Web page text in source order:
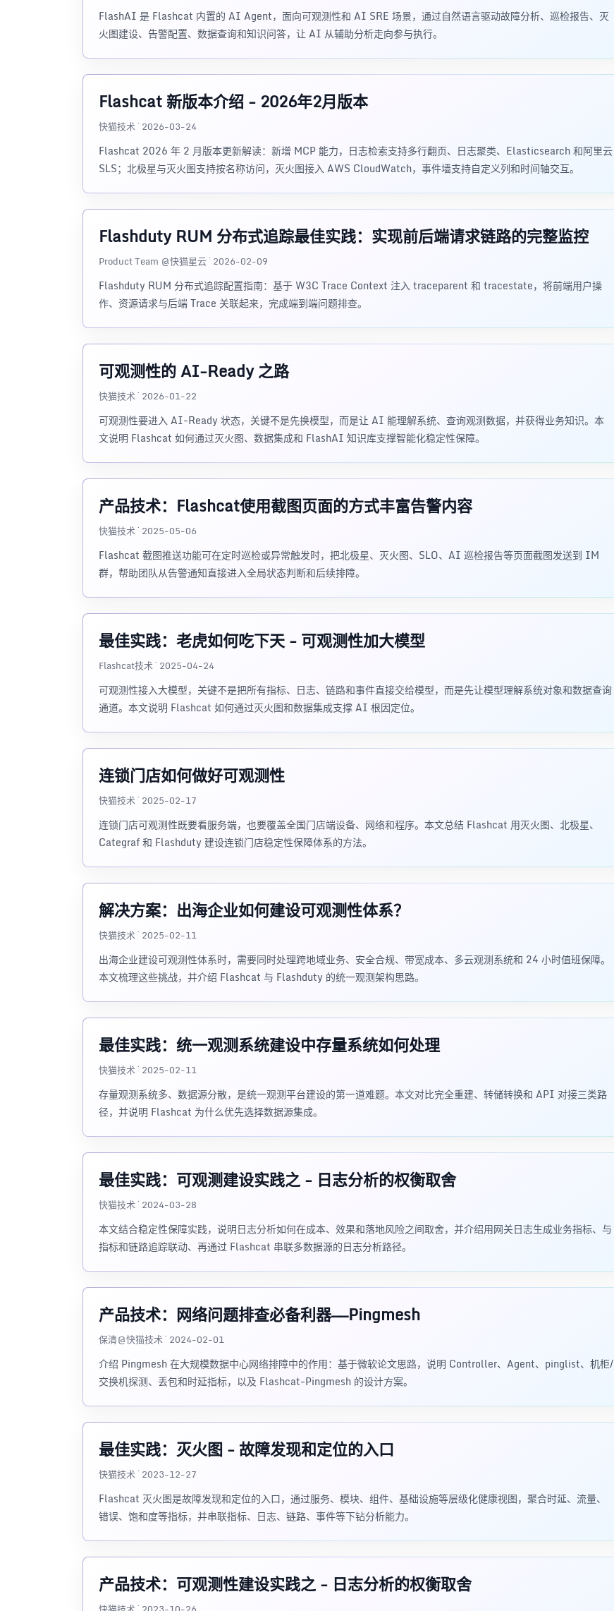
FlashAI 是 Flashcat 内置的 AI Agent，面向可观测性和 AI SRE 场景，通过自然语言驱动故障分析、巡检报告、灭
火图建设、告警配置、数据查询和知识问答，让 AI 从辅助分析走向参与执行。
Flashcat 新版本介绍 - 2026年2月版本
快猫技术 · 2026-03-24
Flashcat 2026 年 2 月版本更新解读：新增 MCP 能力，日志检索支持多行翻页、日志聚类、Elasticsearch 和阿里云
SLS；北极星与灭火图支持按名称访问，灭火图接入 AWS CloudWatch，事件墙支持自定义列和时间轴交互。
Flashduty RUM 分布式追踪最佳实践：实现前后端请求链路的完整监控
Product Team @快猫星云 · 2026-02-09
Flashduty RUM 分布式追踪配置指南：基于 W3C Trace Context 注入 traceparent 和 tracestate，将前端用户操
作、资源请求与后端 Trace 关联起来，完成端到端问题排查。
可观测性的 AI-Ready 之路
快猫技术 · 2026-01-22
可观测性要进入 AI-Ready 状态，关键不是先换模型，而是让 AI 能理解系统、查询观测数据，并获得业务知识。本
文说明 Flashcat 如何通过灭火图、数据集成和 FlashAI 知识库支撑智能化稳定性保障。
产品技术：Flashcat使用截图页面的方式丰富告警内容
快猫技术 · 2025-05-06
Flashcat 截图推送功能可在定时巡检或异常触发时，把北极星、灭火图、SLO、AI 巡检报告等页面截图发送到 IM
群，帮助团队从告警通知直接进入全局状态判断和后续排障。
最佳实践：老虎如何吃下天 - 可观测性加大模型
Flashcat技术 · 2025-04-24
可观测性接入大模型，关键不是把所有指标、日志、链路和事件直接交给模型，而是先让模型理解系统对象和数据查询
通道。本文说明 Flashcat 如何通过灭火图和数据集成支撑 AI 根因定位。
连锁门店如何做好可观测性
快猫技术 · 2025-02-17
连锁门店可观测性既要看服务端，也要覆盖全国门店端设备、网络和程序。本文总结 Flashcat 用灭火图、北极星、
Categraf 和 Flashduty 建设连锁门店稳定性保障体系的方法。
解决方案：出海企业如何建设可观测性体系？
快猫技术 · 2025-02-11
出海企业建设可观测性体系时，需要同时处理跨地域业务、安全合规、带宽成本、多云观测系统和 24 小时值班保障。
本文梳理这些挑战，并介绍 Flashcat 与 Flashduty 的统一观测架构思路。
最佳实践：统一观测系统建设中存量系统如何处理
快猫技术 · 2025-02-11
存量观测系统多、数据源分散，是统一观测平台建设的第一道难题。本文对比完全重建、转储转换和 API 对接三类路
径，并说明 Flashcat 为什么优先选择数据源集成。
最佳实践：可观测建设实践之 - 日志分析的权衡取舍
快猫技术 · 2024-03-28
本文结合稳定性保障实践，说明日志分析如何在成本、效果和落地风险之间取舍，并介绍用网关日志生成业务指标、与
指标和链路追踪联动、再通过 Flashcat 串联多数据源的日志分析路径。
产品技术：网络问题排查必备利器——Pingmesh
保清@快猫技术 · 2024-02-01
介绍 Pingmesh 在大规模数据中心网络排障中的作用：基于微软论文思路，说明 Controller、Agent、pinglist、机柜/
交换机探测、丢包和时延指标，以及 Flashcat-Pingmesh 的设计方案。
最佳实践：灭火图 - 故障发现和定位的入口
快猫技术 · 2023-12-27
Flashcat 灭火图是故障发现和定位的入口，通过服务、模块、组件、基础设施等层级化健康视图，聚合时延、流量、
错误、饱和度等指标，并串联指标、日志、链路、事件等下钻分析能力。
产品技术：可观测性建设实践之 - 日志分析的权衡取舍